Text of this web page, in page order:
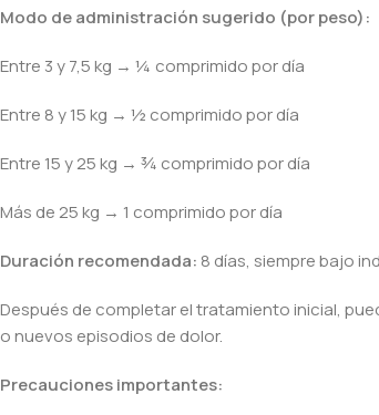
Modo de administración sugerido (por peso):
Entre 3 y 7,5 kg → ¼ comprimido por día
Entre 8 y 15 kg → ½ comprimido por día
Entre 15 y 25 kg → ¾ comprimido por día
Más de 25 kg → 1 comprimido por día
Duración recomendada: 8 días, siempre bajo
Después de completar el tratamiento inicial,
o nuevos episodios de dolor.
Precauciones importantes: